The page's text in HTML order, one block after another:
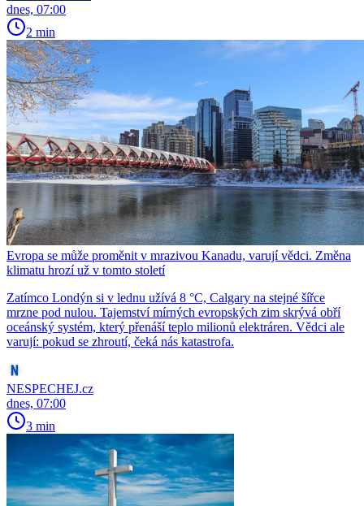
dnes, 07:00
2 min
Evropa se může proměnit v mrazivou Kanadu, varují vědci. Změna
klimatu hrozí už v tomto století
Zatímco Londýn si v lednu užívá 8 °C, Calgary na stejné šířce
mrzne pod nulou. Tajemství mírných evropských zim skrývá obří
oceánský systém, který přenáší teplo milionů elektráren. Vědci ale
varují: pokud se zhroutí, čeká nás katastrofa.
NESPECHEJ.cz
dnes, 07:00
3 min